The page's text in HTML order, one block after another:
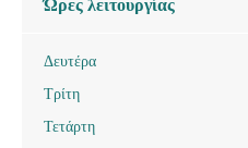
Ώρες λειτουργίας
Δευτέρα
Τρίτη
Τετάρτη